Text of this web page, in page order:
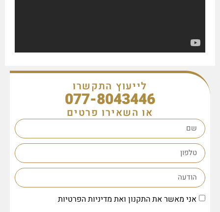
לייעוץ התקשרו
077-8043446
או השאירו פרטים
אני מאשר את התקנון ואת מדיניות הפרטיות